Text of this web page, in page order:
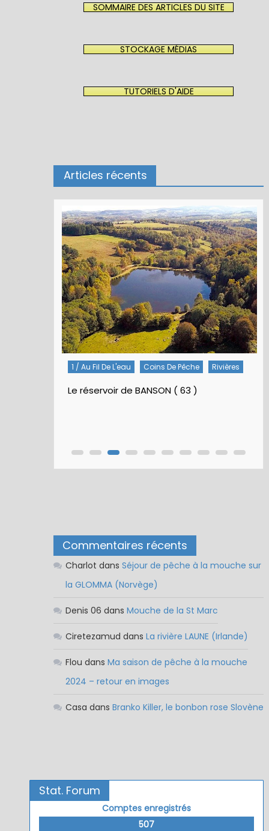
SOMMAIRE DES ARTICLES DU SITE
STOCKAGE MÉDIAS
TUTORIELS D'AIDE
Articles récents
Commentaires récents
Charlot dans Séjour de pêche à la mouche sur
la GLOMMA (Norvège)
Denis 06 dans Mouche de la St Marc
Ciretezamud dans La rivière LAUNE (Irlande)
Flou dans Ma saison de pêche à la mouche
2024 – retour en images
Casa dans Branko Killer, le bonbon rose Slovène
Stat. Forum
Comptes enregistrés
507